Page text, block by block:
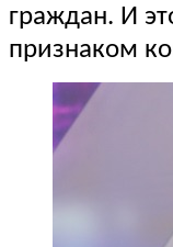
граждан. И
признаком